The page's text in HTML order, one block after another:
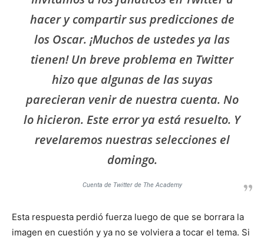
hacer y compartir sus predicciones de
los Oscar. ¡Muchos de ustedes ya las
tienen! Un breve problema en Twitter
hizo que algunas de las suyas
parecieran venir de nuestra cuenta. No
lo hicieron. Este error ya está resuelto. Y
revelaremos nuestras selecciones el
domingo.
Cuenta de Twitter de The Academy
Esta respuesta perdió fuerza luego de que se borrara la
imagen en cuestión y ya no se volviera a tocar el tema. Si